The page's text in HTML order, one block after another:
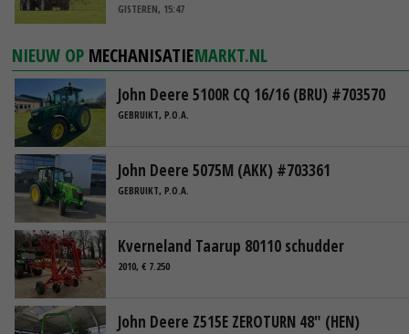
GISTEREN, 15:47
NIEUW OP MECHANISATIEMARKT.NL
John Deere 5100R CQ 16/16 (BRU) #703570
GEBRUIKT, P.O.A.
John Deere 5075M (AKK) #703361
GEBRUIKT, P.O.A.
Kverneland Taarup 80110 schudder
2010, € 7.250
John Deere Z515E ZEROTURN 48" (HEN)